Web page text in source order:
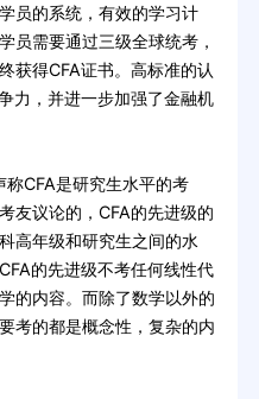
员的系统，有效的学习计
员需要通过三级全球统考，
获得CFA证书。高标准的认
力，并进一步加强了金融机
CFA是研究生水平的考
友议论的，CFA的先进级的
高年级和研究生之间的水
的先进级不考任何线性代
的内容。而除了数学以外的
考的都是概念性，复杂的内